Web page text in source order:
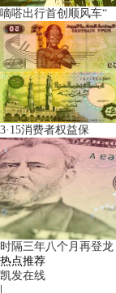
嘀嗒出行首创顺风车“
3·15消费者权益保
时隔三年八个月再登龙
热点推荐
凯发在线